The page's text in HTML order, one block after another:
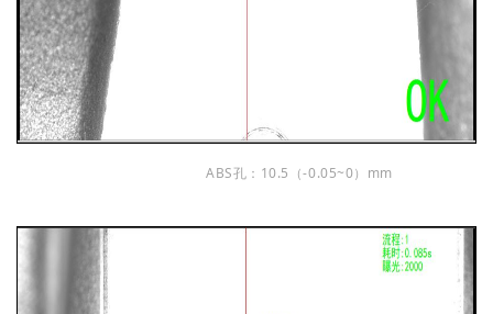
ABS孔：10.5（-0.05~0）mm